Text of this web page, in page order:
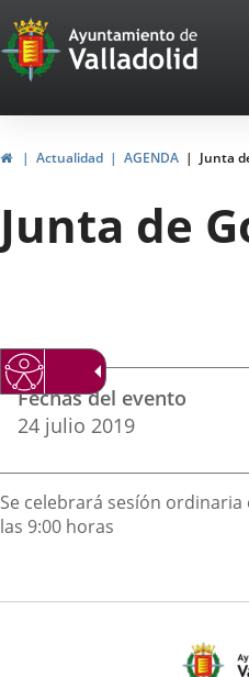
Portal
Web
del
de
Valladolid
InicioActualidad AGENDA Junta
Junta de
Datos
del
evento
Fechas del evento
24 julio 2019
Descripción
Se celebrará sesíón ordinaria
las 9:00 horas